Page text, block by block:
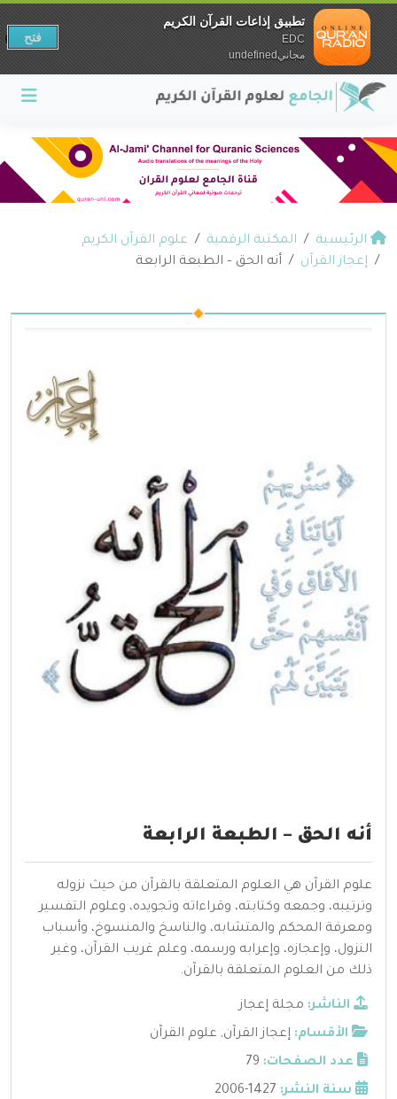
الرئيسية المكتبة الرقمية
علوم القرآن الكريم
إعجاز القرآن
أنه الحق – الطبعة الرابعة
أنه الحق – الطبعة الرابعة
علوم القرآن هي العلوم المتعلقة بالقرآن من حيث نزوله
وترتيبه، وجمعه وكتابته، وقراءاته وتجويده، وعلوم التفسير
ومعرفة المحكم والمتشابه، والناسخ والمنسوخ، وأسباب
النزول، وإعجازه، وإعرابه ورسمه، وعلم غريب القرآن، وغير
ذلك من العلوم المتعلقة بالقرآن.
الناشر: مجلة إعجاز
الأقسام: إعجاز القرآن, علوم القرآن
عدد الصفحات: 79
سنة النشر: 1427-2006
تطبيق إذاعات القرآن الكريم
EDC
مجانيundefined
فتح